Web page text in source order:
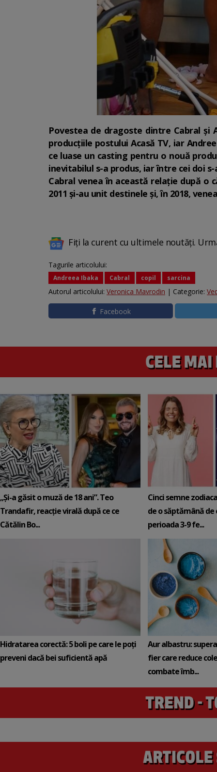
Povestea de dragoste dintre Cabral și
producțiile postului Acasă TV, iar
ce luase un casting pentru o nouă
inevitabilul s-a produs, iar între cei doi
Cabral venea în această relație după o
2011 și-au unit destinele și, în 2018,
Fiți la curent cu ultimele noutăți.
Tagurile articolului:
Andreea Ibaka Cabral copil sarcina
Autorul articolului: Veronica Mavrodin | Categorie:
Facebook
„Și-a găsit o muză de 18 ani”. Teo
Trandafir, reacție virală după ce ce
Cătălin Bo...
Cinci semne
de o săptămână de
perioada 3-9 fe...
Hidratarea corectă: 5 boli pe care le poți
preveni dacă bei suficientă apă
Aur albastru:
fier care reduce
combate îmb...